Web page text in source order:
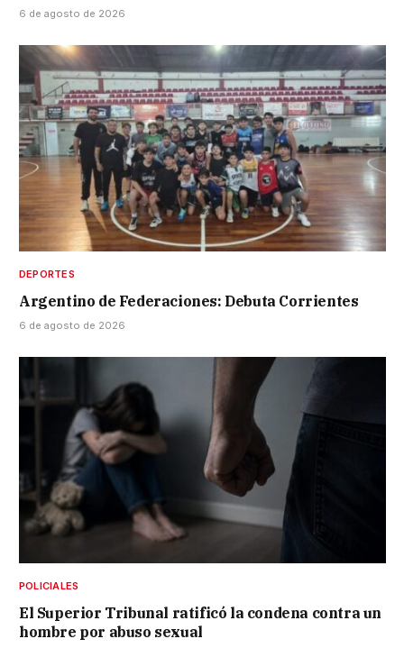
6 de agosto de 2026
DEPORTES
Argentino de Federaciones: Debuta Corrientes
6 de agosto de 2026
POLICIALES
El Superior Tribunal ratificó la condena contra un
hombre por abuso sexual